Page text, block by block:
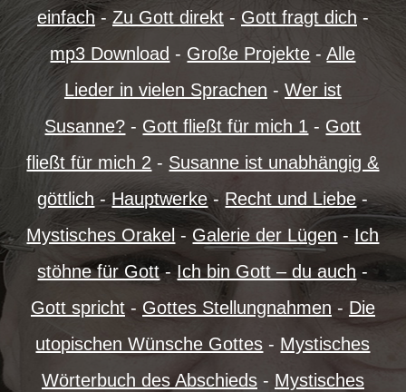
einfach- Zu Gott direkt- Gott fragt dich -
mp3 Download - Große Projekte -Alle
Lieder in vielen Sprachen - Wer ist
Susanne? - Gott fließt für mich 1 - Gott
fließt für mich 2 - Susanne ist unabhängig &
göttlich-Hauptwerke- Recht und Liebe-
Mystisches Orakel - Galerie der Lügen - Ich
stöhne für Gott- Ich bin Gott – du auch -
Gott spricht- Gottes Stellungnahmen - Die
utopischen Wünsche Gottes - Mystisches
Wörterbuch des Abschieds- Mystisches